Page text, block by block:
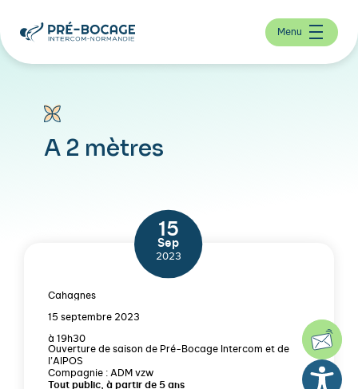
Menu
A 2 mètres
15
Sep
2023
Cahagnes
15 septembre 2023
à 19h30
Ouverture de saison de Pré-Bocage Intercom et de
l’AIPOS
Compagnie : ADM vzw
Tout public, à partir de 5 ans